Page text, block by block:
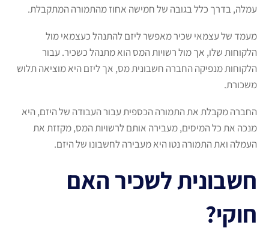
עמלה, בדרך כלל בגובה של חמישה אחוז מהתמורה המתקבלת.
מעמד של עצמאי שכיר מאפשר ליזם להתנהל כעצמאי מול
הלקוחות שלו, אך מול רשויות המס הוא מתנהל כשכיר. עבור
הלקוחות מנפיקה החברה חשבונית מס, אך ליזם היא מוציאה תלוש
משכורת.
החברה מקבלת את התמורה הכספית עבור העבודה של היזם, היא
מנכה את כל המיסים, מעבירה אותם לרשויות המס, מקזזת את
העמלה ואת התמורה נטו היא מעבירה לחשבונו של היזם.
חשבונית לשכיר האם
חוקי?